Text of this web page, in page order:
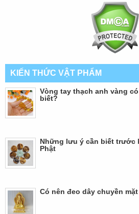
KIẾN THỨC VẬT PHẨM
Vòng tay thạch anh vàng
biết?
Những lưu ý cần biết trước
Phật
Có nên đeo dây chuyền